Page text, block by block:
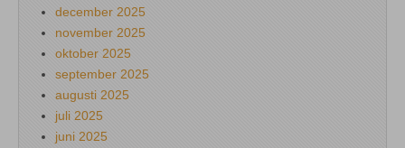
december 2025
november 2025
oktober 2025
september 2025
augusti 2025
juli 2025
juni 2025